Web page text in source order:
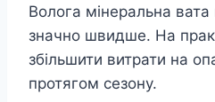
Волога мінеральна
значно швидше. На
збільшити витрати на
протягом сезону.